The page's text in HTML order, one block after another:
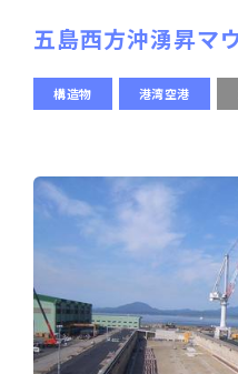
五島西方沖湧昇マ
構造物 港湾空港